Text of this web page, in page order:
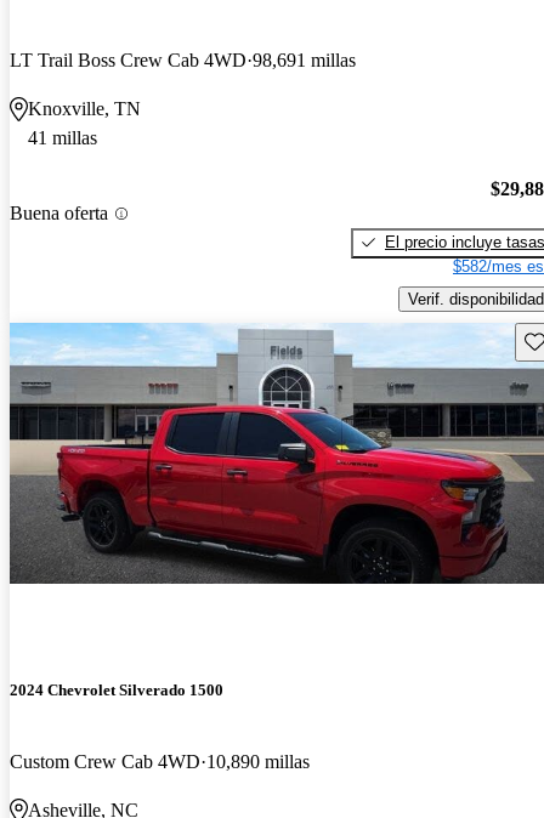
LT Trail Boss Crew Cab 4WD 98,691 millas
Knoxville, TN
41 millas
Buena oferta
El precio incluye tasas
$582/mes
Verif. disponibilidad
2024 Chevrolet Silverado 1500
Custom Crew Cab 4WD 10,890 millas
Asheville, NC